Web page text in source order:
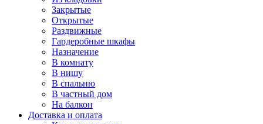
Закрытые
Открытые
Раздвижные
Гардеробные шкафы
Назначение
В комнату
В нишу
В спальню
В частный дом
На балкон
Доставка и оплата